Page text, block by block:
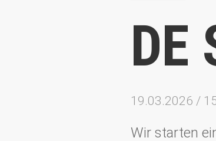
DE
19.03.2026 /
Wir starten